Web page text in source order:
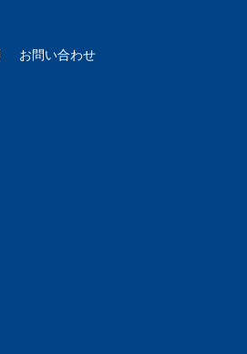
お問い合わせ